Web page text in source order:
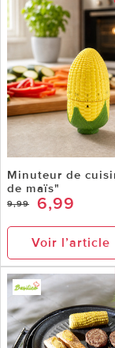
Minuteur de
de maïs"
9,99 6,99
Voir l’article